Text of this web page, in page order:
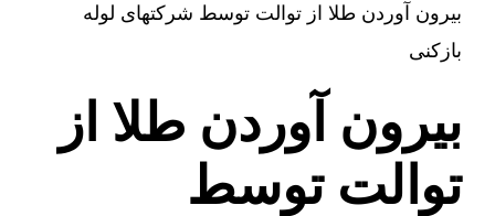
بیرون آوردن طلا از توالت توسط شرکتهای لوله
بازکنی
بیرون آوردن طلا از
توالت توسط